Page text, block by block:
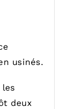
usinés.
deux